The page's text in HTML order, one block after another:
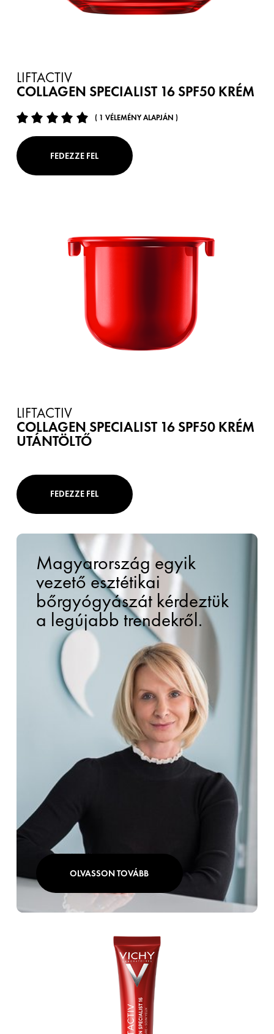
LIFTACTIV
COLLAGEN SPECIALIST 16 SPF50 KRÉM
( 1 VÉLEMÉNY ALAPJÁN )
FEDEZZE FEL
LIFTACTIV
COLLAGEN SPECIALIST 16 SPF50 KRÉM
UTÁNTÖLTŐ
FEDEZZE FEL
Magyarország egyik
vezető esztétikai
bőrgyógyászát kérdeztük
a legújabb trendekről.
OLVASSON TOVÁBB